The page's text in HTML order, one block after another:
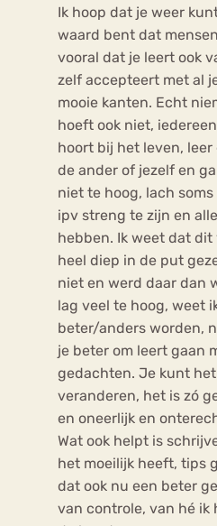
Ik hoop dat je weer
waard bent dat
vooral dat je leert ook
zelf accepteert met al
mooie kanten. Echt
hoeft ook niet,
hoort bij het leven,
de ander of jezelf en
niet te hoog, lach
ipv streng te zijn en
hebben. Ik weet dat
heel diep in de put
niet en werd daar dan
lag veel te hoog, weet
beter/anders worden,
je beter om leert gaan
gedachten. Je kunt
veranderen, het is zó
en oneerlijk en
Wat ook helpt is
het moeilijk heeft, tips
dat ook nu een beter
van controle, van hé ik